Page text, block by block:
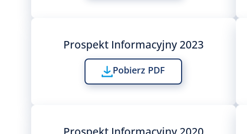
Prospekt Informacyjny 2023
Pobierz PDF